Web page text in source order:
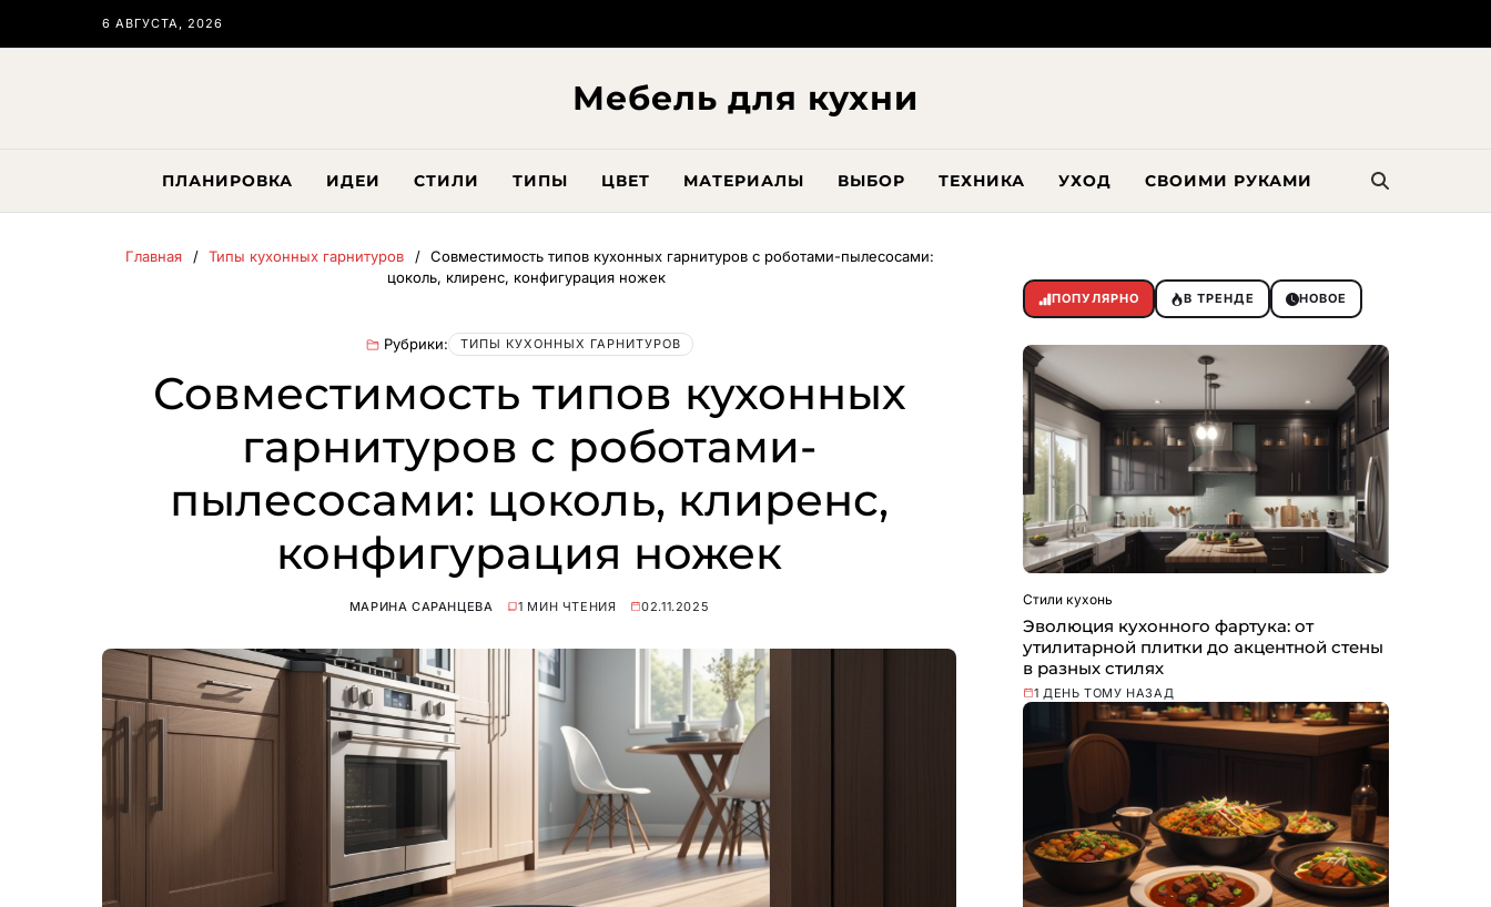
6 АВГУСТА, 2026
Мебель для кухни
ПЛАНИРОВКА ИДЕИ СТИЛИ ТИПЫ ЦВЕТ МАТЕРИАЛЫ ВЫБОР ТЕХНИКА УХОД СВОИМИ РУКАМИ
Главная Типы кухонных гарнитуров
Совместимость типов кухонных гарнитуров с роботами-пылесосами:
цоколь, клиренс, конфигурация ножек
Рубрики: ТИПЫ КУХОННЫХ ГАРНИТУРОВ
Совместимость типов кухонных
гарнитуров с роботами-
пылесосами: цоколь, клиренс,
конфигурация ножек
МАРИНА САРАНЦЕВА 1 МИН ЧТЕНИЯ 02.11.2025
ПОПУЛЯРНО В ТРЕНДЕ НОВОЕ
Стили кухонь
Эволюция кухонного фартука: от
утилитарной плитки до акцентной стены
в разных стилях
1 ДЕНЬ ТОМУ НАЗАД